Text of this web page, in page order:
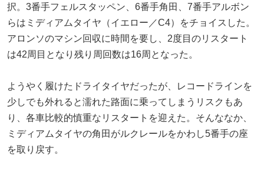
択。3番手フェルスタッペン、6番手角田、7番手アルボン
らはミディアムタイヤ（イエロー／C4）をチョイスした。
アロンソのマシン回収に時間を要し、2度目のリスタート
は42周目となり残り周回数は16周となった。
ようやく履けたドライタイヤだったが、レコードラインを
少しでも外れると濡れた路面に乗ってしまうリスクもあ
り、各車比較的慎重なリスタートを迎えた。そんななか、
ミディアムタイヤの角田がルクレールをかわし5番手の座
を取り戻す。